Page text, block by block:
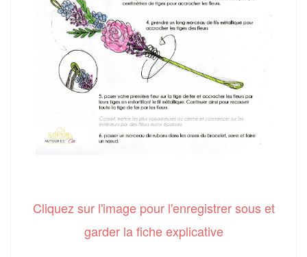
Cliquez sur l'image pour l'enregistrer sous et
garder la fiche explicative